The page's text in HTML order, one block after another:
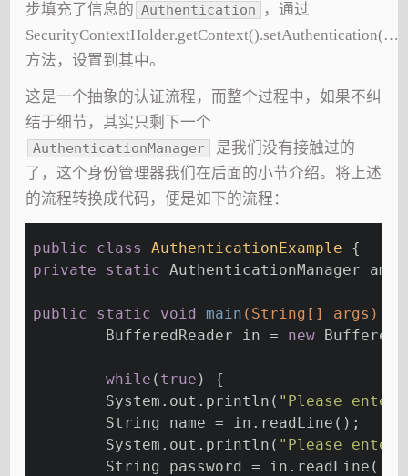
步填充了信息的 Authentication
，通过
SecurityContextHolder.getContext().setAuthentication(…)
方法，设置到其中。
这是一个抽象的认证流程，而整个过程中，如果不纠
结于细节，其实只剩下一个
AuthenticationManager
是我们没有接触过的
了，这个身份管理器我们在后面的小节介绍。将上述
的流程转换成代码，便是如下的流程：
public class AuthenticationExample
{
private
static AuthenticationManager am
public static void main (String[] args)
	BufferedReader in =
new
while ( true ) {
	System.out.println(
"Please enter
	String name = in.readLine();
	System.out.println(
"Please enter
	String password = in.readLine();